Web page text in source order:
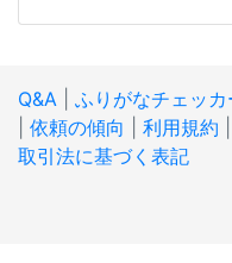
Q&A ふりがなチェッカ
依頼の傾向 利用規約
取引法に基づく表記